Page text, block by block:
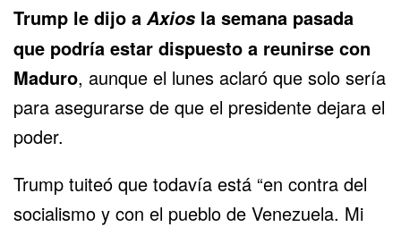
Trump le dijo a Axios la semana pasada
que podría estar dispuesto a reunirse con
Maduro, aunque el lunes aclaró que solo sería
para asegurarse de que el presidente dejara el
poder.
Trump tuiteó que todavía está “en contra del
socialismo y con el pueblo de Venezuela. Mi